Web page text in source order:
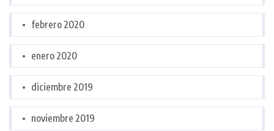
febrero 2020
enero 2020
diciembre 2019
noviembre 2019